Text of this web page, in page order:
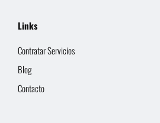
Links
Contratar Servicios
Blog
Contacto